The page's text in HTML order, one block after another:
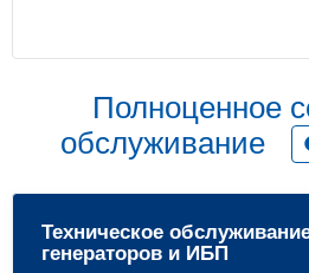
Полноценное
обслуживание
Техническое
генераторов и ИБП